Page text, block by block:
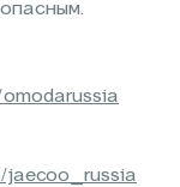
jaecoo_russia